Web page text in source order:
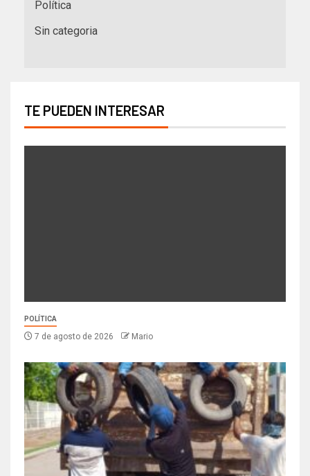
Política
Sin categoria
TE PUEDEN INTERESAR
POLÍTICA
7 de agosto de 2026 Mario